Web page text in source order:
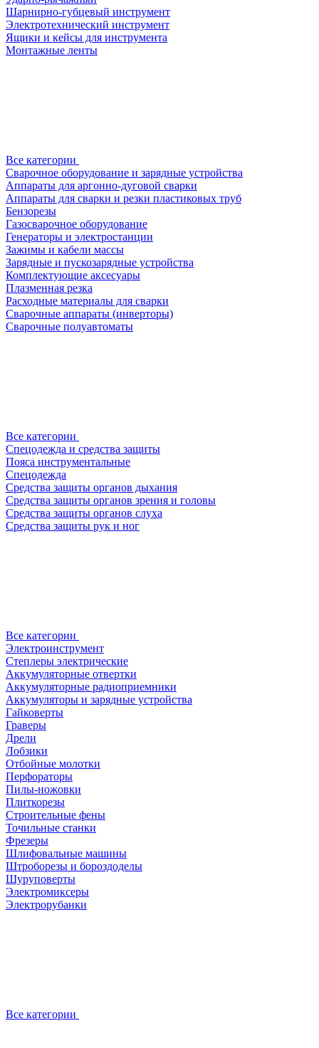
Шарнирно-губцевый инструмент
Электротехнический инструмент
Ящики и кейсы для инструмента
Монтажные ленты
Все категории
Сварочное оборудование и зарядные устройства
Аппараты для аргонно-дуговой сварки
Аппараты для сварки и резки пластиковых труб
Бензорезы
Газосварочное оборудование
Генераторы и электростанции
Зажимы и кабели массы
Зарядные и пускозарядные устройства
Комплектующие аксесуары
Плазменная резка
Расходные материалы для сварки
Сварочные аппараты (инверторы)
Сварочные полуавтоматы
Все категории
Спецодежда и средства защиты
Пояса инструментальные
Спецодежда
Средства защиты органов дыхания
Средства защиты органов зрения и головы
Средства защиты органов слуха
Средства защиты рук и ног
Все категории
Электроинструмент
Степлеры электрические
Аккумуляторные отвертки
Аккумуляторные радиоприемники
Аккумуляторы и зарядные устройства
Гайковерты
Граверы
Дрели
Лобзики
Отбойные молотки
Перфораторы
Пилы-ножовки
Плиткорезы
Строительные фены
Точильные станки
Фрезеры
Шлифовальные машины
Штроборезы и бороздоделы
Шуруповерты
Электромиксеры
Электрорубанки
Все категории